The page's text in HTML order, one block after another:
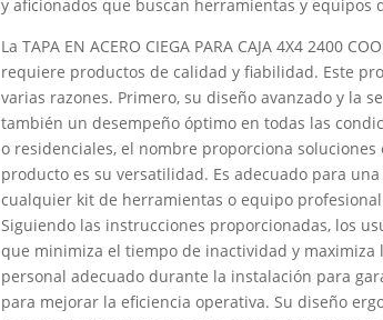
y aficionados que buscan herramientas y equipos
La TAPA EN ACERO CIEGA PARA CAJA 4X4 2400
requiere productos de calidad y fiabilidad. Este
varias razones. Primero, su diseño avanzado y la
también un desempeño óptimo en todas las
o residenciales, el nombre proporciona
producto es su versatilidad. Es adecuado para
cualquier kit de herramientas o equipo
Siguiendo las instrucciones proporcionadas, los
que minimiza el tiempo de inactividad y
personal adecuado durante la instalación para
para mejorar la eficiencia operativa. Su diseño